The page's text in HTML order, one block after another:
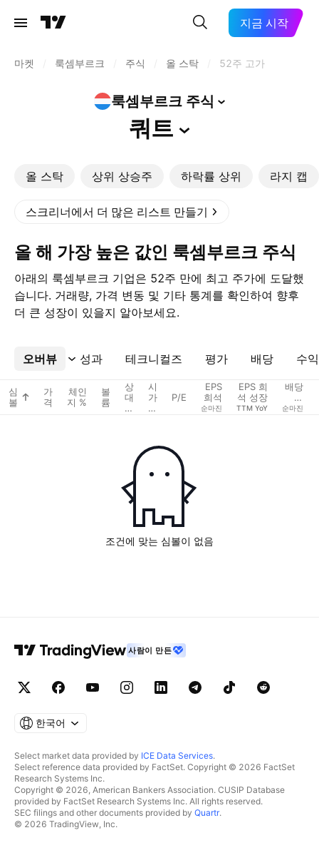
지금 시작
마켓 룩셈부르크 주식 올 스탁 52주 고가
룩셈부르크 주식
쿼트
올 스탁 상위 상승주 하락률 상위 라지 캡
스크리너에서 더 많은 리스트 만들기
올 해 가장 높은 값인 룩셈부르크 주식
아래의 룩셈부르크 기업은 52주 만에 최고 주가에 도달했
습니다. 거래량, 가격 변동 및 기타 통계를 확인하여 향후
더 큰 성장이 있을지 알아보세요.
오버뷰 성과 테크니컬즈 평가 배당 수
더보기
심
볼
가
격
체인
지 %
볼
륨
상
대
볼
시
가
총
P/E
EPS
희석
순마진
EPS 희
석 성장
TTM YoY
배당
수
익 %
순마진
조건에 맞는 심볼이 없음
사람이 만든
한국어
Select market data provided by ICE Data Services.
Select reference data provided by FactSet. Copyright © 2026 FactSet
Research Systems Inc.
Copyright © 2026, American Bankers Association. CUSIP Database
provided by FactSet Research Systems Inc. All rights reserved.
SEC filings and other documents provided by Quartr.
© 2026 TradingView, Inc.